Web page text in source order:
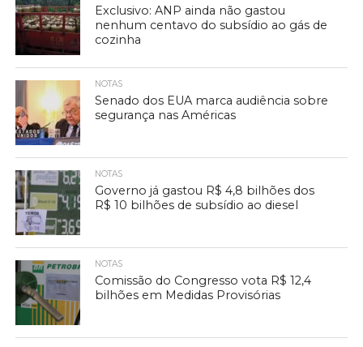
Exclusivo: ANP ainda não gastou
nenhum centavo do subsídio ao gás de
cozinha
NOTAS
Senado dos EUA marca audiência sobre
segurança nas Américas
NOTAS
Governo já gastou R$ 4,8 bilhões dos
R$ 10 bilhões de subsídio ao diesel
NOTAS
Comissão do Congresso vota R$ 12,4
bilhões em Medidas Provisórias